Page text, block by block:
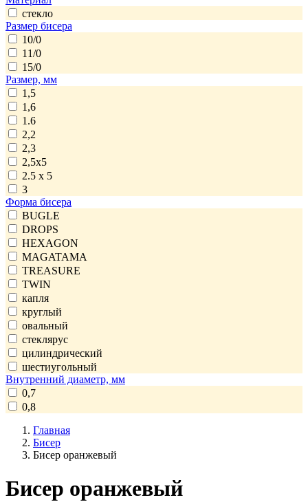
стекло
Размер бисера
10/0
11/0
15/0
Размер, мм
1,5
1,6
1.6
2,2
2,3
2,5x5
2.5 x 5
3
Форма бисера
BUGLE
DROPS
HEXAGON
MAGATAMA
TREASURE
TWIN
капля
круглый
овальный
стеклярус
цилиндрический
шестиугольный
Внутренний диаметр, мм
0,7
0,8
Главная
Бисер
Бисер оранжевый
Бисер оранжевый